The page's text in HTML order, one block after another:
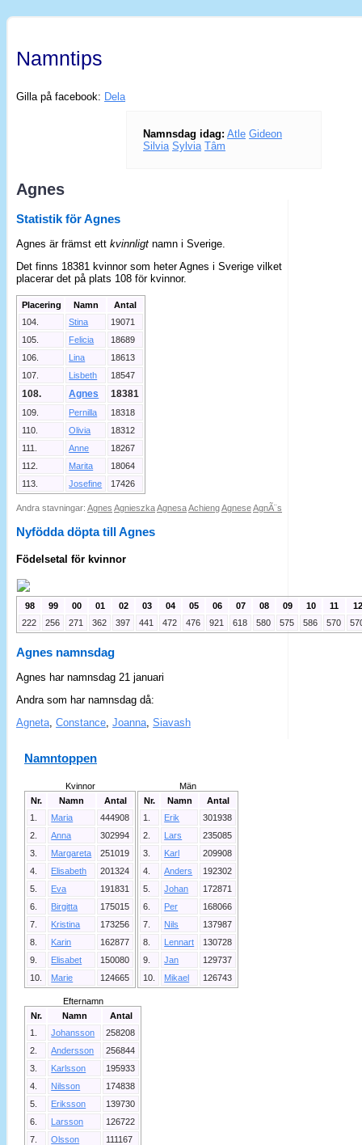
Namntips
Gilla på facebook: Dela
Namnsdag idag: Atle Gideon
Silvia Sylvia Tâm
Agnes
Statistik för Agnes
Agnes är främst ettkvinnligt namn i Sverige.
Det finns 18381 kvinnor som heter Agnes i Sverige vilket
placerar det på plats 108 för kvinnor.
Placering Namn
Antal
104.
Stina
19071
105.
Felicia
18689
106.
Lina
18613
107.
Lisbeth 18547
108. Agnes 18381
109. Pernilla
18318
110.
Olivia
18312
111.
Anne
18267
112.
Marita
18064
113.
Josefine 17426
Andra stavningar:Agnes AgnieszkaAgnesaAchiengAgneseAgnÃ¨s
Nyfödda döpta till Agnes
Födelsetal för kvinnor
98 99 00 01 02 03 04 05 06 07 08 09 10 11
12
222
256 271 362 397 441 472 476 921 618 580 575 586 570
Agnes namnsdag
Agnes har namnsdag 21 januari
Andra som har namnsdag då:
Agneta ,Constance ,Joanna ,Siavash
Namntoppen
Kvinnor
Nr.
Namn
Antal
1.
Maria
444908
2.
Anna
302994
3.
Margareta
251019
4.
Elisabeth
201324
5.
Eva
191831
6.
Birgitta
175015
7.
Kristina
173256
8.
Karin
162877
9.
Elisabet
150080
10.
Marie 124665
Män
Nr.
Namn
Antal
1.
Erik
301938
2.
Lars
235085
3.
Karl
209908
4.
Anders
192302
5.
Johan
172871
6.
Per
168066
7.
Nils
137987
8.
Lennart
130728
9.
Jan
129737
10.
Mikael 126743
Efternamn
Nr.
Namn
Antal
1.
Johansson
258208
2.
Andersson
256844
3.
Karlsson
195933
4.
Nilsson
174838
5.
Eriksson
139730
6.
Larsson
126722
7.
Olsson
111167